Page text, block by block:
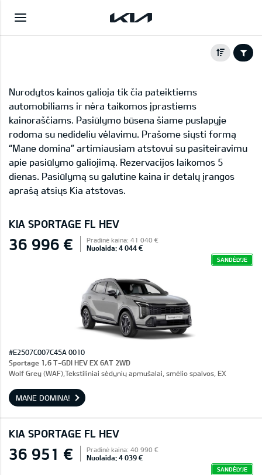
Nurodytos kainos galioja tik čia pateiktiems
automobiliams ir nėra taikomos įprastiems
kainoraščiams. Pasiūlymo būsena šiame puslapyje
rodoma su nedideliu vėlavimu. Prašome siųsti formą
“Mane domina” artimiausiam atstovui su pasiteiravimu
apie pasiūlymo galiojimą. Rezervacijos laikomos 5
dienas. Pasiūlymą su galutine kaina ir detalų įrangos
aprašą atsiųs Kia atstovas.
KIA SPORTAGE FL HEV
36 996 € Pradinė kaina: 41 040 €
Nuolaida: 4 044 €
SANDĖLYJE
#E2507C007C45A 0010
Sportage 1,6 T-GDI HEV EX 6AT 2WD
Wolf Grey (WAF),Tekstiliniai sėdynių apmušalai, smėlio spalvos, EX
MANE DOMINA!
KIA SPORTAGE FL HEV
36 951 € Pradinė kaina: 40 990 €
Nuolaida: 4 039 €
SANDĖLYJE